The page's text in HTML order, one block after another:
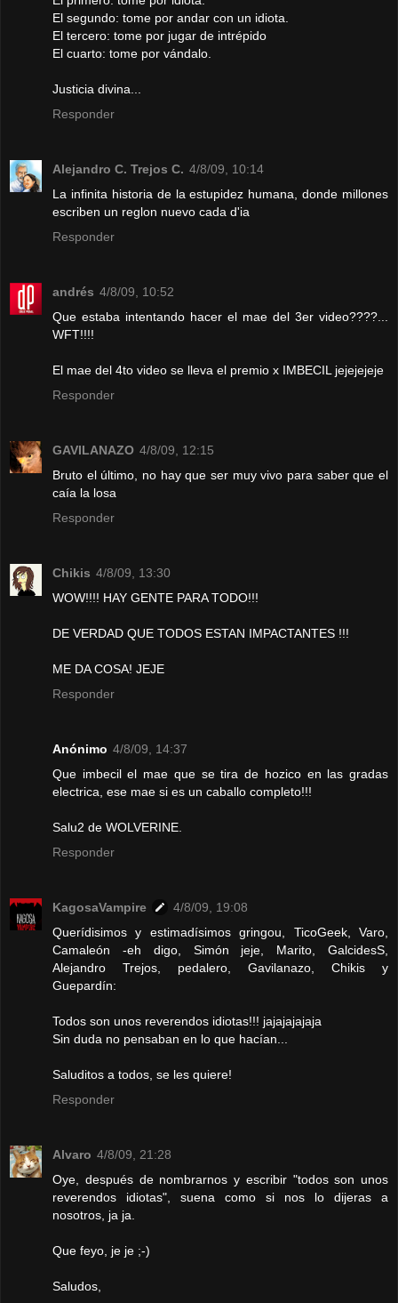
El segundo: tome por andar con un idiota.
El tercero: tome por jugar de intrépido
El cuarto: tome por vándalo.
Justicia divina...
Responder
Alejandro C. Trejos C. 4/8/09, 10:14
La infinita historia de la estupidez humana, donde millones
escriben un reglon nuevo cada d'ia
Responder
andrés 4/8/09, 10:52
Que estaba intentando hacer el mae del 3er video????...
WFT!!!!
El mae del 4to video se lleva el premio x IMBECIL jejejejeje
Responder
GAVILANAZO 4/8/09, 12:15
Bruto el último, no hay que ser muy vivo para saber que el
caía la losa
Responder
Chikis 4/8/09, 13:30
WOW!!!! HAY GENTE PARA TODO!!!
DE VERDAD QUE TODOS ESTAN IMPACTANTES !!!
ME DA COSA! JEJE
Responder
Anónimo 4/8/09, 14:37
Que imbecil el mae que se tira de hozico en las gradas
electrica, ese mae si es un caballo completo!!!
Salu2 de WOLVERINE.
Responder
KagosaVampire
4/8/09, 19:08
Querídisimos y estimadísimos gringou, TicoGeek, Varo,
Camaleón -eh digo, Simón jeje, Marito, GalcidesS,
Alejandro Trejos, pedalero, Gavilanazo, Chikis y
Guepardín:
Todos son unos reverendos idiotas!!! jajajajajaja
Sin duda no pensaban en lo que hacían...
Saluditos a todos, se les quiere!
Responder
Alvaro 4/8/09, 21:28
Oye, después de nombrarnos y escribir "todos son unos
reverendos idiotas", suena como si nos lo dijeras a
nosotros, ja ja.
Que feyo, je je ;-)
Saludos,